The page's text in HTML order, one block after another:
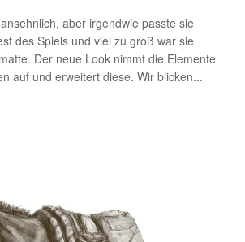
aber irgendwie passte sie
des Spiels und viel zu groß war sie
Der neue Look nimmt die Elemente
auf und erweitert diese. Wir blicken...